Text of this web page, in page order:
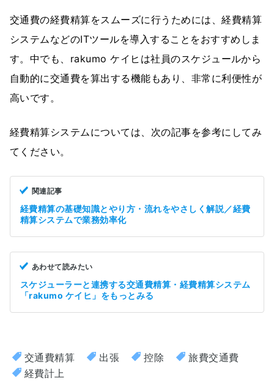
交通費の経費精算をスムーズに行うためには、経費精算
システムなどのITツールを導入することをおすすめしま
す。中でも、rakumo ケイヒは社員のスケジュールから
自動的に交通費を算出する機能もあり、非常に利便性が
高いです。
経費精算システムについては、次の記事を参考にしてみ
てください。
関連記事
経費精算の基礎知識とやり方・流れをやさしく解説／経費
精算システムで業務効率化
あわせて読みたい
スケジューラーと連携する交通費精算・経費精算システム
「rakumo ケイヒ」をもっとみる
交通費精算 出張 控除
旅費交通費
経費計上